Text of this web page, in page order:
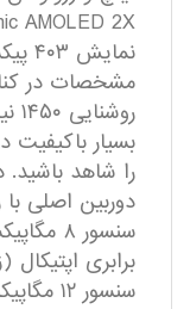
بسیار با‌کیفیت
را شاهد
سنسور
برابری